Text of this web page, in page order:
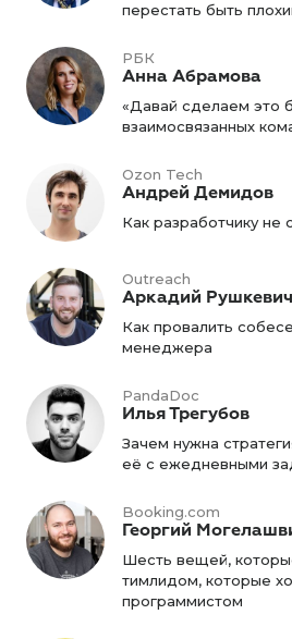
перестать быть
РБК
Анна Абрамова
«Давай сделаем это
взаимосвязанных
Ozon Tech
Андрей Демидов
Как разработчику не
Outreach
Аркадий Рушкевич
Как провалить
менеджера
PandaDoc
Илья Трегубов
Зачем нужна
её с ежедневными
Booking.com
Георгий
Шесть вещей,
тимлидом, которые
программистом